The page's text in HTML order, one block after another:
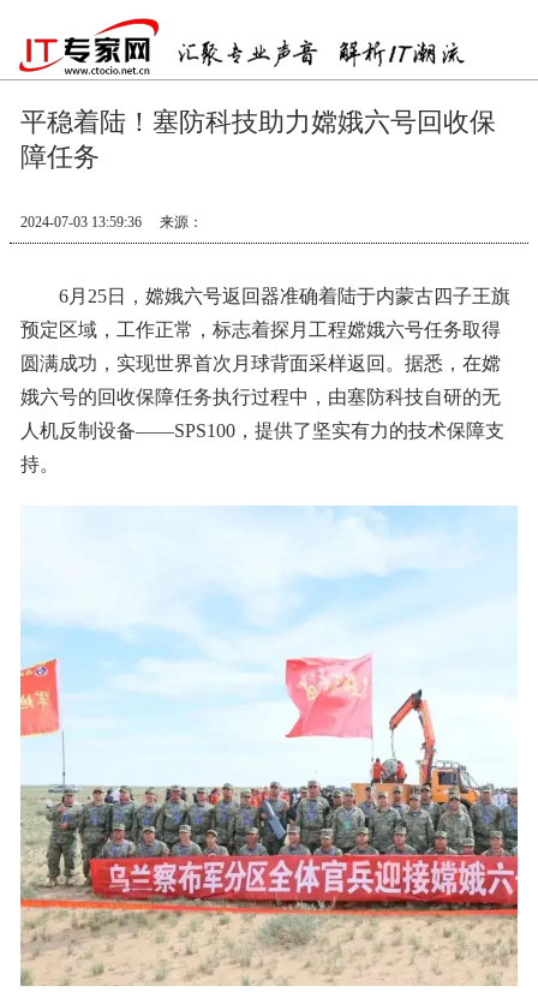
平稳着陆！塞防科技助力嫦娥六号回收保
障任务
2024-07-03 13:59:36 来源：
6月25日，嫦娥六号返回器准确着陆于内蒙古四子王旗
预定区域，工作正常，标志着探月工程嫦娥六号任务取得
圆满成功，实现世界首次月球背面采样返回。据悉，在嫦
娥六号的回收保障任务执行过程中，由塞防科技自研的无
人机反制设备——SPS100，提供了坚实有力的技术保障支
持。